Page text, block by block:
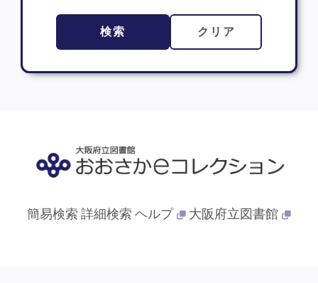
検索 クリア
簡易検索 詳細検索 ヘルプ 大阪府立図書館